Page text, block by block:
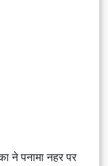
ने पनामा नहर पर